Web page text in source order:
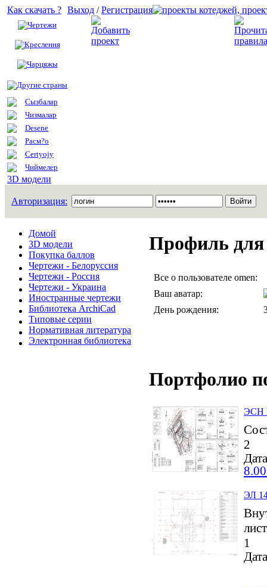
Как скачать ?
Чертежи
Креслення
Чарцяжы
Другие страны
Сызбалар
Чизмалар
Desene
Расм?о
Certyojy
Чиймелер
3D модели
Выход /Регистрация
Авторизация:
Домой
3D модели
Покупка баллов
Чертежи - Белоруссия
Чертежи - Россия
Чертежи - Украина
Иностранные чертежи
Библиотека ArchiCad
Типовые серии
Нормативная литература
Электронная библиотека
Профиль для
Все о пользователе omen:
Ваш аватар:
День рождения:
Портфолио
ЭСН
2
ЭЛ
1